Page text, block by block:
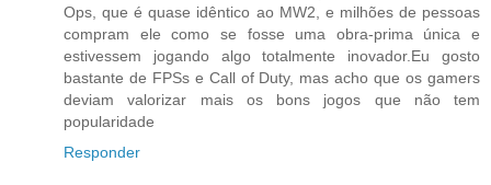
Ops, que é quase idêntico ao MW2, e milhões de pessoas
compram ele como se fosse uma obra-prima única e
estivessem jogando algo totalmente inovador.Eu gosto
bastante de FPSs e Call of Duty, mas acho que os gamers
deviam valorizar mais os bons jogos que não tem
popularidade
Responder